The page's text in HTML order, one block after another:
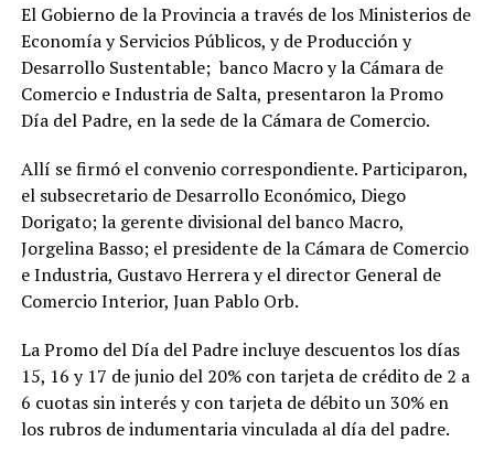
El Gobierno de la Provincia a través de los Ministerios de
Economía y Servicios Públicos, y de Producción y
Desarrollo Sustentable; banco Macro y la Cámara de
Comercio e Industria de Salta, presentaron la Promo
Día del Padre, en la sede de la Cámara de Comercio.
Allí se firmó el convenio correspondiente. Participaron,
el subsecretario de Desarrollo Económico, Diego
Dorigato; la gerente divisional del banco Macro,
Jorgelina Basso; el presidente de la Cámara de Comercio
e Industria, Gustavo Herrera y el director General de
Comercio Interior, Juan Pablo Orb.
La Promo del Día del Padre incluye descuentos los días
15, 16 y 17 de junio del 20% con tarjeta de crédito de 2 a
6 cuotas sin interés y con tarjeta de débito un 30% en
los rubros de indumentaria vinculada al día del padre.